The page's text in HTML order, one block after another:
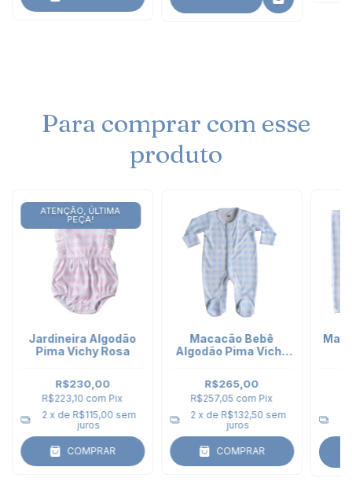
Para comprar com esse
produto
ATENÇÃO, ÚLTIMA
PEÇA!
Jardineira Algodão
Pima Vichy Rosa
R$230,00
R$223,10 com Pix
2 x de R$115,00 sem
juros
COMPRAR
Macacão Bebê
Algodão Pima Vichy
R$265,00
R$257,05 com Pix
2 x de R$132,50 sem
juros
COMPRAR